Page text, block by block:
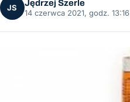
JS
Jędrzej Szerle
14 czerwca 2021, godz. 13:16